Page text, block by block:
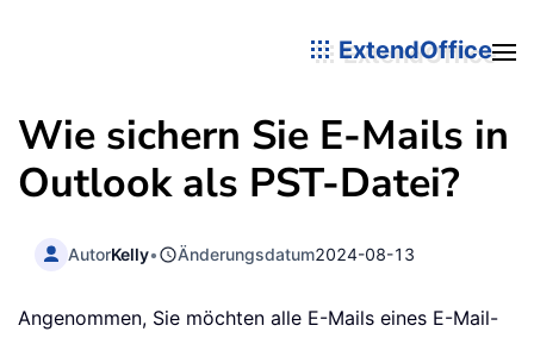
ExtendOffice
Wie sichern Sie E-Mails in
Outlook als PST-Datei?
AutorKelly• Änderungsdatum2024-08-13
Angenommen, Sie möchten alle E-Mails eines E-Mail-